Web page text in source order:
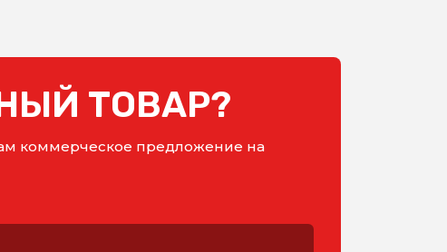
ТОВАР?
коммерческое предложение на